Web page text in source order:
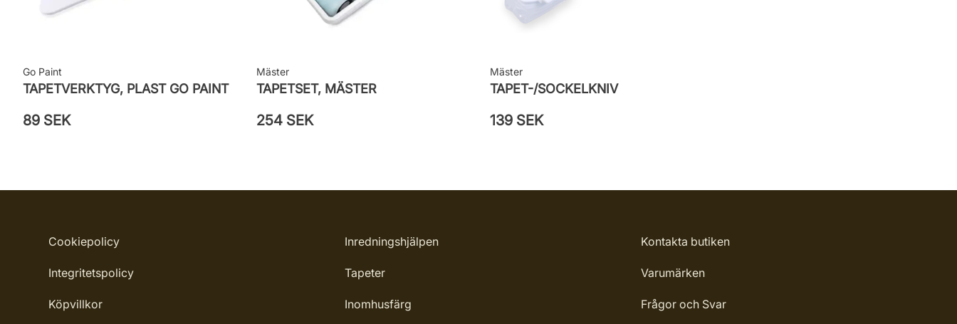
Go Paint
TAPETVERKTYG, PLAST GO PAINT
89 SEK
Mäster
TAPETSET, MÄSTER
254 SEK
Mäster
TAPET-/SOCKELKNIV
139 SEK
Cookiepolicy
Integritetspolicy
Köpvillkor
Inredningshjälpen
Tapeter
Inomhusfärg
Kontakta butiken
Varumärken
Frågor och Svar